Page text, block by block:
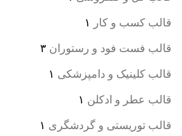
قالب کسب و کار ۱
قالب فست فود و رستوران ۳
قالب کلینیک و دامپزشکی ۱
قالب عطر و ادکلن ۱
قالب توریستی و گردشگری ۱